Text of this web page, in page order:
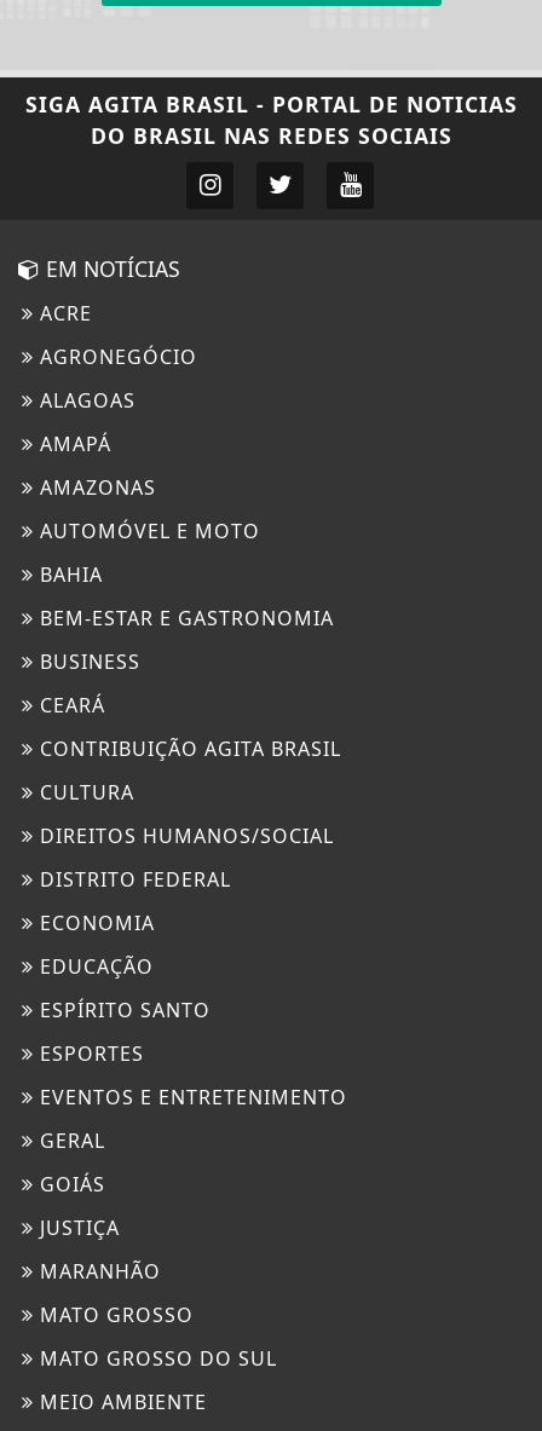
SIGA AGITA BRASIL - PORTAL DE NOTICIAS
DO BRASIL NAS REDES SOCIAIS
EM NOTÍCIAS
ACRE
AGRONEGÓCIO
ALAGOAS
AMAPÁ
AMAZONAS
AUTOMÓVEL E MOTO
BAHIA
BEM-ESTAR E GASTRONOMIA
BUSINESS
CEARÁ
CONTRIBUIÇÃO AGITA BRASIL
CULTURA
DIREITOS HUMANOS/SOCIAL
DISTRITO FEDERAL
ECONOMIA
EDUCAÇÃO
ESPÍRITO SANTO
ESPORTES
EVENTOS E ENTRETENIMENTO
GERAL
GOIÁS
JUSTIÇA
MARANHÃO
MATO GROSSO
MATO GROSSO DO SUL
MEIO AMBIENTE